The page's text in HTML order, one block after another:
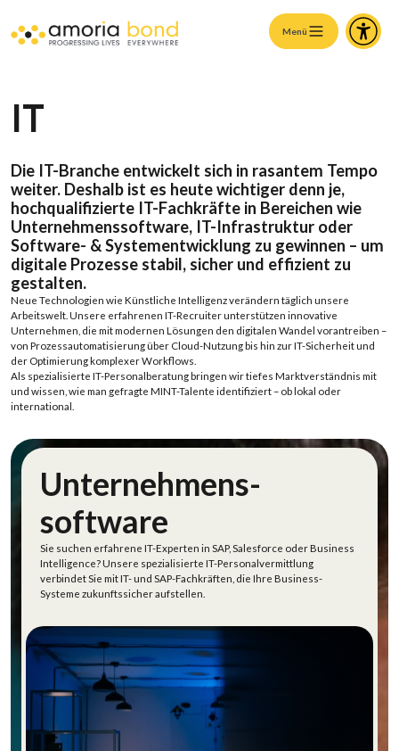
Menü
IT
Die IT-Branche entwickelt sich in rasantem Tempo
weiter. Deshalb ist es heutewichtiger denn je,
hochqualifizierte IT-Fachkräfte in Bereichen wie
Unternehmenssoftware, IT-Infrastruktur oder
Software- &Systementwicklung zu gewinnen – um
digitale Prozesse stabil, sicher und effizient zu
gestalten.
Neue Technologien wie Künstliche Intelligenzverändern täglich unsere
Arbeitswelt Unsere erfahrenen IT-Recruiterunterstützen innovative
Unternehmen , die mitmodernen Lösungen den digitalen Wandel vorantreiben –
von Prozessautomatisierungüber Cloud-Nutzungbis hin zurIT-Sicherheitund
der OptimierungkomplexerWorkflows
Als spezialisierte IT-Personalberatungbringen wirtiefes Marktverständnis mit
und wissen, wie man gefragte MINT-Talente identifiziert – oblokal oder
international
Unternehmens-
software
Sie suchen erfahrene IT-Experten in SAP, Salesforce oder Business
Intelligence? Unsere spezialisierte IT-Personalvermittlung
verbindet Sie mitIT- und SAP-Fachkräften, die Ihre Business-
Systeme zukunftssicher aufstellen.